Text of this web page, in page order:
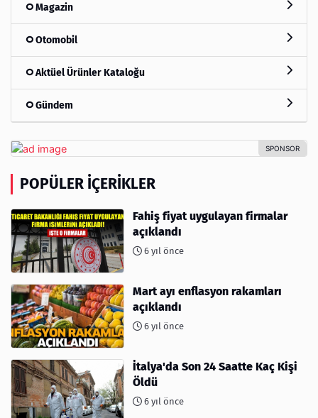
Magazin
Otomobil
Aktüel Ürünler Kataloğu
Gündem
POPÜLER İÇERIKLER
Fahiş fiyat uygulayan firmalar
açıklandı
6 yıl önce
Mart ayı enflasyon rakamları
açıklandı
6 yıl önce
İtalya'da Son 24 Saatte Kaç Kişi
Öldü
6 yıl önce